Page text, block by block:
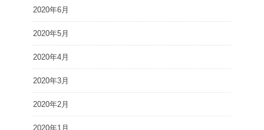
2020年6月
2020年5月
2020年4月
2020年3月
2020年2月
2020年1月